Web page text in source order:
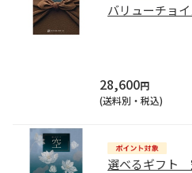
バリューチョ
28,600円
(送料別・税込)
選べるギフト